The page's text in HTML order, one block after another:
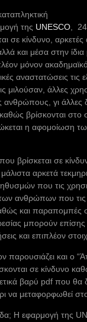
της UNESCO ,
σε κίνδυνο, αρκετές
και μέσα στην
μόνον
αναστατώσεις τις
μιλούσαν, άλλες
ανθρώπους, γι άλλες
βρίσκονται στο
η αφομοίωση
βρίσκεται σε
αρκετά
που τις
ανθρώπων που τις
και παραπομπές
μπορούν
και επιπλέον
παρουσιάζει και ο
σε κίνδυνο
βαρύ pdf που θα
να μεταφορφωθεί
Η εφαρμογή της